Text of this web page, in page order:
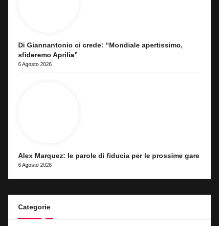
Di Giannantonio ci crede: “Mondiale apertissimo,
sfideremo Aprilia”
6 Agosto 2026
Alex Marquez: le parole di fiducia per le prossime gare
6 Agosto 2026
Categorie